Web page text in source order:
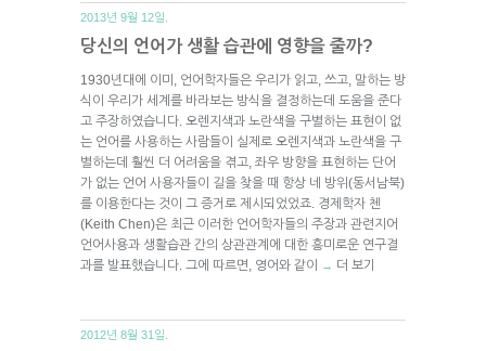
2013년 9월 12일.
당신의 언어가 생활 습관에 영향을 줄까?
1930년대에 이미, 언어학자들은 우리가 읽고, 쓰고, 말하는 방
식이 우리가 세계를 바라보는 방식을 결정하는데 도움을 준다
고 주장하였습니다. 오렌지색과 노란색을 구별하는 표현이 없
는 언어를 사용하는 사람들이 실제로 오렌지색과 노란색을 구
별하는데 훨씬 더 어려움을 겪고, 좌우 방향을 표현하는 단어
가 없는 언어 사용자들이 길을 찾을 때 항상 네 방위(동서남북)
를 이용한다는 것이 그 증거로 제시되었었죠. 경제학자 첸
(Keith Chen)은 최근 이러한 언어학자들의 주장과 관련지어
언어사용과 생활습관 간의 상관관계에 대한 흥미로운 연구결
과를 발표했습니다. 그에 따르면, 영어와 같이
→ 더 보기
2012년 8월 31일.